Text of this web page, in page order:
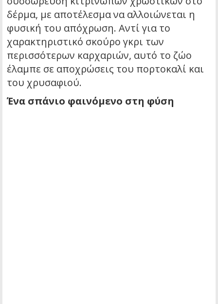
δέρμα, με αποτέλεσμα να αλλοιώνεται η
φυσική του απόχρωση. Αντί για το
χαρακτηριστικό σκούρο γκρι των
περισσότερων καρχαριών, αυτό το ζώο
έλαμπε σε αποχρώσεις του πορτοκαλί και
του χρυσαφιού.
Ένα σπάνιο φαινόμενο στη φύση